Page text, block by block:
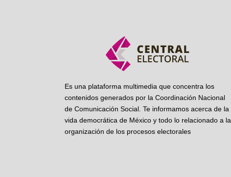
Es una plataforma multimedia que concentra los
contenidos generados por la Coordinación Nacional
de Comunicación Social. Te informamos acerca de la
vida democrática de México y todo lo relacionado a la
organización de los procesos electorales